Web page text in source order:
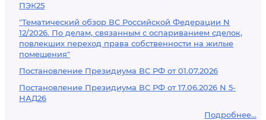
ПЭК25
"Тематический обзор ВС Российской Федерации N
12/2026. По делам, связанным с оспариванием сделок,
повлекших переход права собственности на жилые
помещения"
Постановление Президиума ВС РФ от 01.07.2026
Постановление Президиума ВС РФ от 17.06.2026 N 5-
НАД26
Подробнее...